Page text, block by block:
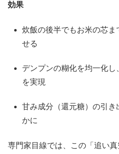
効果
炊飯の後半でもお米の芯ま
せる
デンプンの糊化を均一化
を実現
甘み成分（還元糖）の引
かに
専門家目線では、この「追い